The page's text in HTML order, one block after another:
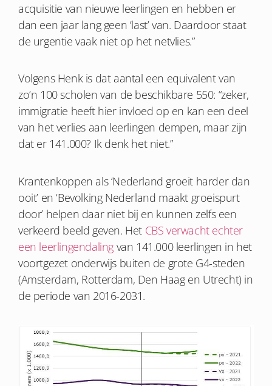
acquisitie van nieuwe leerlingen en hebben er
dan een jaar lang geen ‘last’ van. Daardoor staat
de urgentie vaak niet op het netvlies.”
Volgens Henk is dat aantal een equivalent van
zo’n 100 scholen van de beschikbare 550: “zeker,
immigratie heeft hier invloed op en kan een deel
van het verlies aan leerlingen dempen, maar zijn
dat er 141.000? Ik denk het niet.”
Krantenkoppen als ‘Nederland groeit harder dan
ooit’ en ‘Bevolking Nederland maakt groeispurt
door’ helpen daar niet bij en kunnen zelfs een
verkeerd beeld geven. Het CBS verwacht echter
een leerlingendaling van 141.000 leerlingen in het
voortgezet onderwijs buiten de grote G4-steden
(Amsterdam, Rotterdam, Den Haag en Utrecht) in
de periode van 2016-2031.